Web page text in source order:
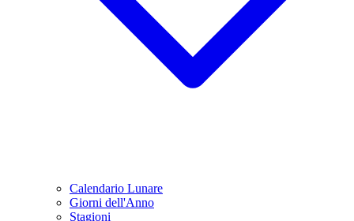
Calendario Lunare
Giorni dell'Anno
Stagioni